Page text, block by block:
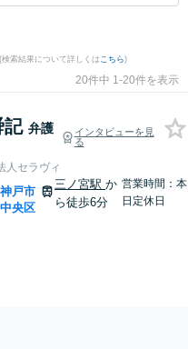
(検索結果について詳しくは こちら)
20件中 1-20件を表示
記 弁護
インタビューを見
る
人セラヴィ
神戸市
中央区
三ノ宮駅か
ら徒歩6分
営業時間：本
日定休日